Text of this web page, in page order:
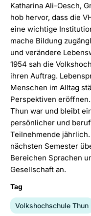
Katharina Ali-Oesch,
hob hervor, dass die
eine wichtige
mache Bildung
und verändere
1954 sah die
ihren Auftrag.
Menschen im Alltag
Perspektiven
Thun war und bleibt
persönlicher und
Teilnehmende
nächsten Semester
Bereichen Sprachen
Gesellschaft an.
Tag
Volkshochschule Thun